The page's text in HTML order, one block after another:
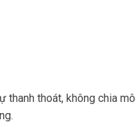
thoát, không chia